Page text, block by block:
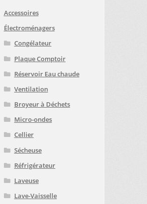
Accessoires
Électroménagers
Congélateur
Plaque Comptoir
Réservoir Eau chaude
Ventilation
Broyeur à Déchets
Micro-ondes
Cellier
Sécheuse
Réfrigérateur
Laveuse
Lave-Vaisselle